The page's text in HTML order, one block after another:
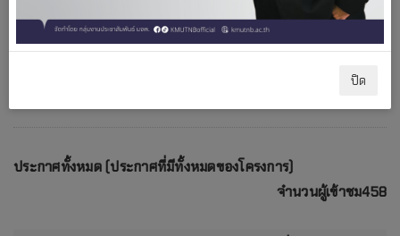
ชื่อโครงการ
ประกาศทั้งหมด (ประกาศที่มีทั้งหมดของโครงการ)
จำนวนผู้เข้าชม458
ปิด